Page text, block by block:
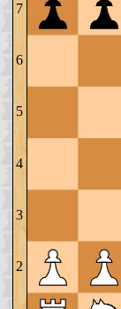
7
6
5
4
3
2